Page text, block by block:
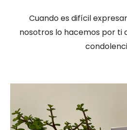
Cuando es difícil
nosotros lo hacemos por ti